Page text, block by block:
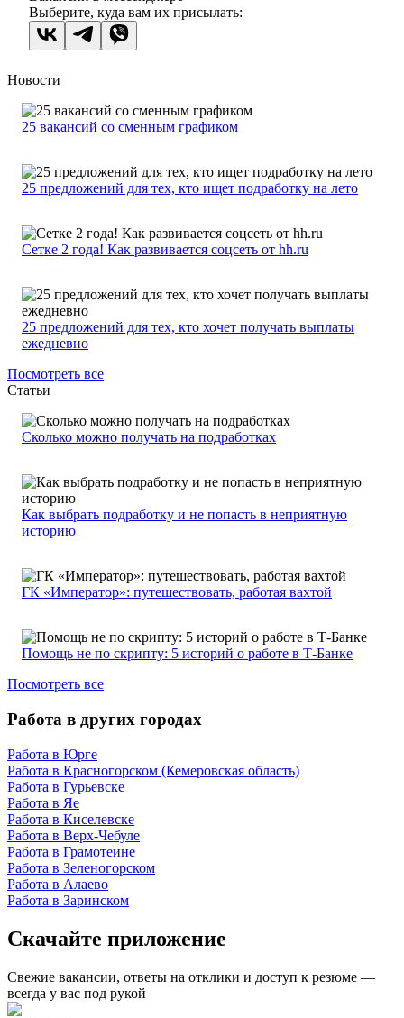
Выберите, куда вам их присылать:
Новости
25 вакансий со сменным графиком
25 предложений для тех, кто ищет подработку на лето
Сетке 2 года! Как развивается соцсеть от hh.ru
25 предложений для тех, кто хочет получать выплаты
ежедневно
Посмотреть все
Статьи
Сколько можно получать на подработках
Как выбрать подработку и не попасть в неприятную
историю
ГК «Император»: путешествовать, работая вахтой
Помощь не по скрипту: 5 историй о работе в Т-Банке
Посмотреть все
Работа в других городах
Работа в Юрге
Работа в Красногорском (Кемеровская область)
Работа в Гурьевске
Работа в Яе
Работа в Киселевске
Работа в Верх-Чебуле
Работа в Грамотеине
Работа в Зеленогорском
Работа в Алаево
Работа в Заринском
Скачайте приложение
Свежие вакансии, ответы на отклики и доступ к резюме —
всегда у вас под рукой